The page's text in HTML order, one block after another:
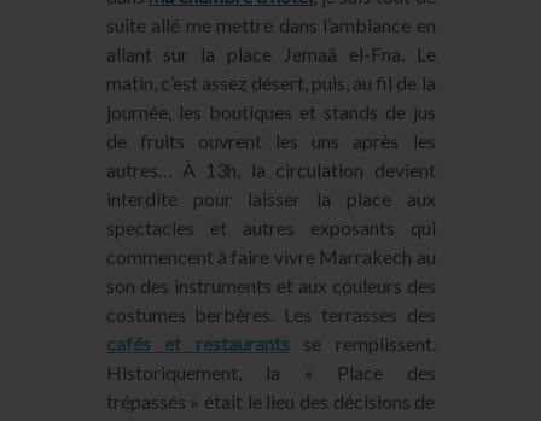
suite allé me mettre dans l’ambiance en
allant sur la place Jemaâ el-Fna. Le
matin, c’est assez désert, puis, au fil de la
journée, les boutiques et stands de jus
de fruits ouvrent les uns après les
autres… À 13h, la circulation devient
interdite pour laisser la place aux
spectacles et autres exposants qui
commencent à faire vivre Marrakech au
son des instruments et aux couleurs des
costumes berbères. Les terrasses des
cafés et restaurantsse remplissent.
Historiquement, la « Place des
trépassés » était le lieu des décisions de